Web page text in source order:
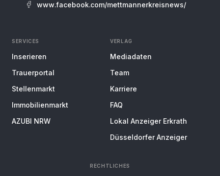
www.facebook.com/mettmannerkreisnews/
SERVICES
Inserieren
Trauerportal
Stellenmarkt
Immobilienmarkt
AZUBI NRW
VERLAG
Mediadaten
Team
Karriere
FAQ
Lokal Anzeiger Erkrath
Düsseldorfer Anzeiger
RECHTLICHES